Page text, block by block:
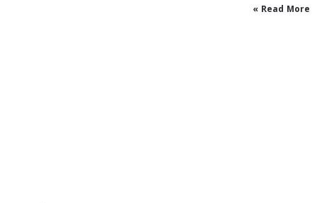
Read More »